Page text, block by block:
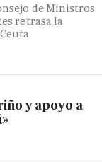
de Ministros
retrasa la
y apoyo a